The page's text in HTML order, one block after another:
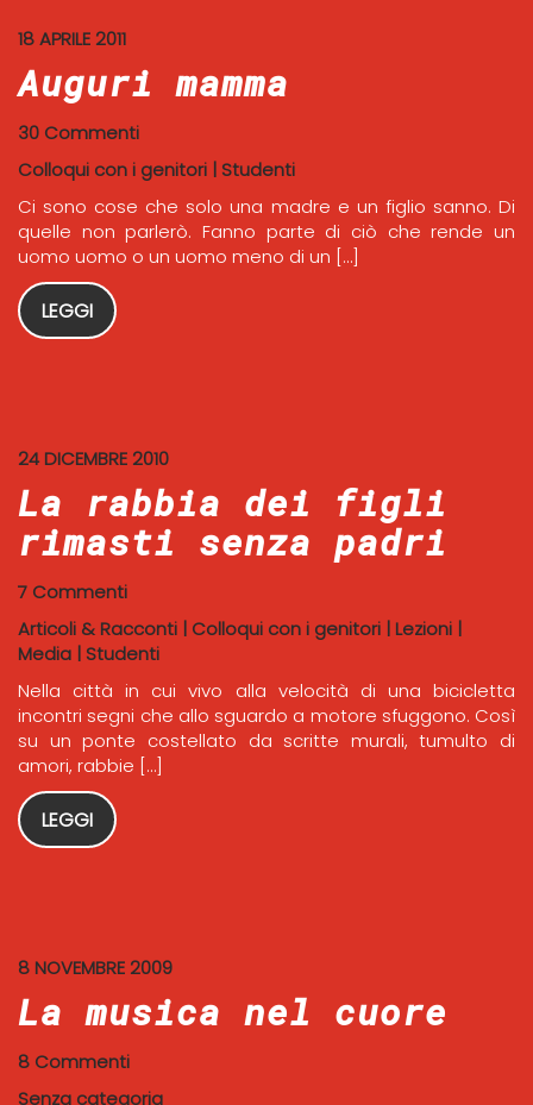
18 APRILE 2011
Auguri mamma
30 Commenti
Colloqui con i genitori | Studenti
Ci sono cose che solo una madre e un figlio sanno. Di
quelle non parlerò. Fanno parte di ciò che rende un
uomo uomo o un uomo meno di un […]
LEGGI
24 DICEMBRE 2010
La rabbia dei figli
rimasti senza padri
7 Commenti
Articoli & Racconti | Colloqui con i genitori | Lezioni |
Media | Studenti
Nella città in cui vivo alla velocità di una bicicletta
incontri segni che allo sguardo a motore sfuggono. Così
su un ponte costellato da scritte murali, tumulto di
amori, rabbie […]
LEGGI
8 NOVEMBRE 2009
La musica nel cuore
8 Commenti
Senza categoria